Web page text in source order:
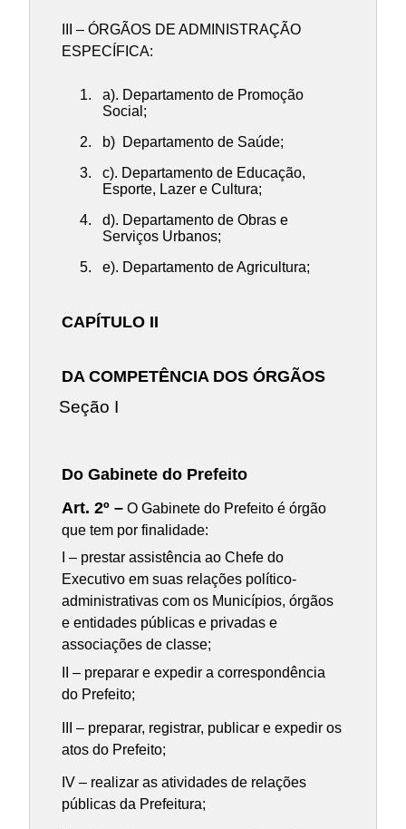
III – ÓRGÃOS DE ADMINISTRAÇÃO
ESPECÍFICA:
a). Departamento de Promoção
Social;
b) Departamento de Saúde;
c). Departamento de Educação,
Esporte, Lazer e Cultura;
d). Departamento de Obras e
Serviços Urbanos;
e). Departamento de Agricultura;
CAPÍTULO II
DA COMPETÊNCIA DOS ÓRGÃOS
Seção I
Do Gabinete do Prefeito
Art. 2º – O Gabinete do Prefeito é órgão
que tem por finalidade:
I – prestar assistência ao Chefe do
Executivo em suas relações político-
administrativas com os Municípios, órgãos
e entidades públicas e privadas e
associações de classe;
II – preparar e expedir a correspondência
do Prefeito;
III – preparar, registrar, publicar e expedir os
atos do Prefeito;
IV – realizar as atividades de relações
públicas da Prefeitura;